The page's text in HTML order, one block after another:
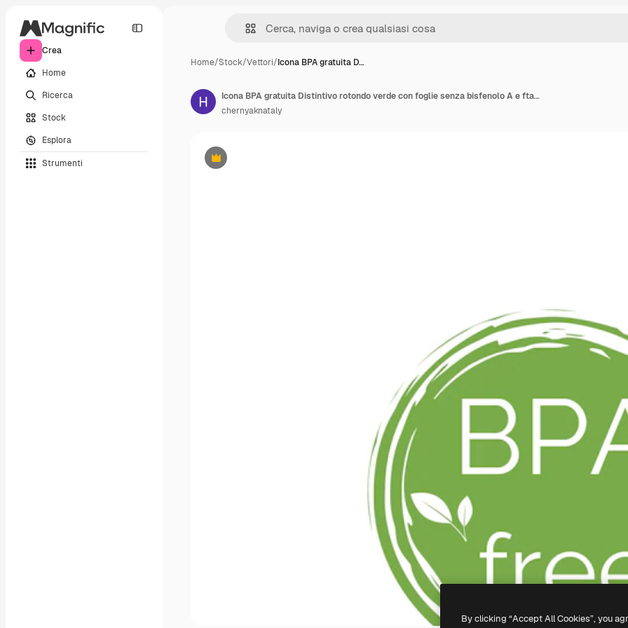
Crea
Home
Ricerca
Stock
Esplora
Strumenti
Home/Stock/Vettori/Icona BPA gratuita D…
Premium
Icona BPA gratuita Distintivo rotondo verde con foglie senza bisfenolo A e ftalati
chernyaknataly
By clicking “Accept All Cookies”, you